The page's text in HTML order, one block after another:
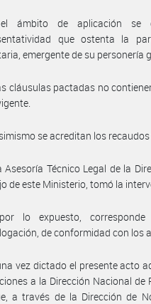
ámbito de aplicación se
que ostenta la
emergente de su personería
cláusulas pactadas no
se acreditan los
Asesoría Técnico Legal de la
de este Ministerio, tomó la
lo expuesto,
de conformidad con los
vez dictado el presente acto
a la Dirección Nacional de
a través de la Dirección de